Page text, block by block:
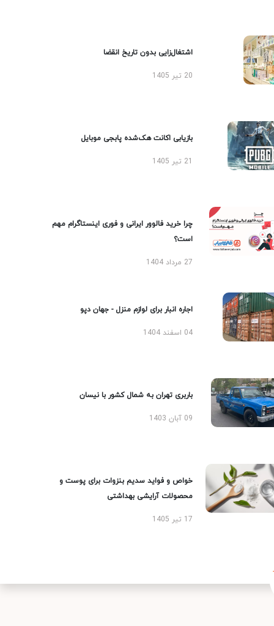
اشتغال‌زایی بدون تاریخ انقضا
20 تیر 1405
بازیابی اکانت هک‌شده پابجی موبایل
چرا خرید فالوور ایرانی و فوری اینستاگرام مهم
است؟
27 مرداد 1404
اجاره انبار برای لوازم منزل - جهان دپو
04 اسفند 1404
باربری تهران به شمال کشور با نیسان
09 آبان 1403
خواص و فواید سدیم بنزوات برای پوست و
محصولات آرایشی بهداشتی
17 تیر 1405